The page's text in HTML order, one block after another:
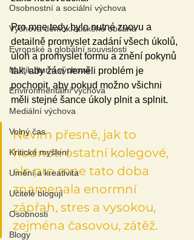
Osobnostní a sociální výchova
Výchova demokratického občana
Evropské a globální souvislosti
Multikulturní výchova
Environmentální výchova
Mediální výchova
Volný čas
Kritické myšlení
Umění a kreativita
Učitelé blogují
Osobnosti
Blogy
Pro mne tedy bylo nutné znovu a
detailně promyslet zadání všech úkolů,
úloh a promyslet formu a znění pokynů
tak, aby žáci neměli problém je
pochopit, aby pokud možno všichni
měli stejné šance úkoly plnit a splnit.
Nevím přesně, jak to
hodnotí ostatní kolegové,
ale pro mne tato doba
znamenala enormní
zápřah, stres a vysokou,
zejména časovou, zátěž.